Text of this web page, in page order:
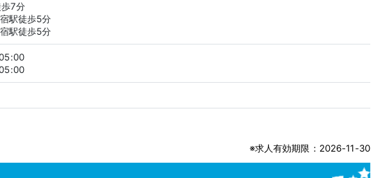
7分
駅徒歩5分
駅徒歩5分
※求人有効期限：2026-11-30